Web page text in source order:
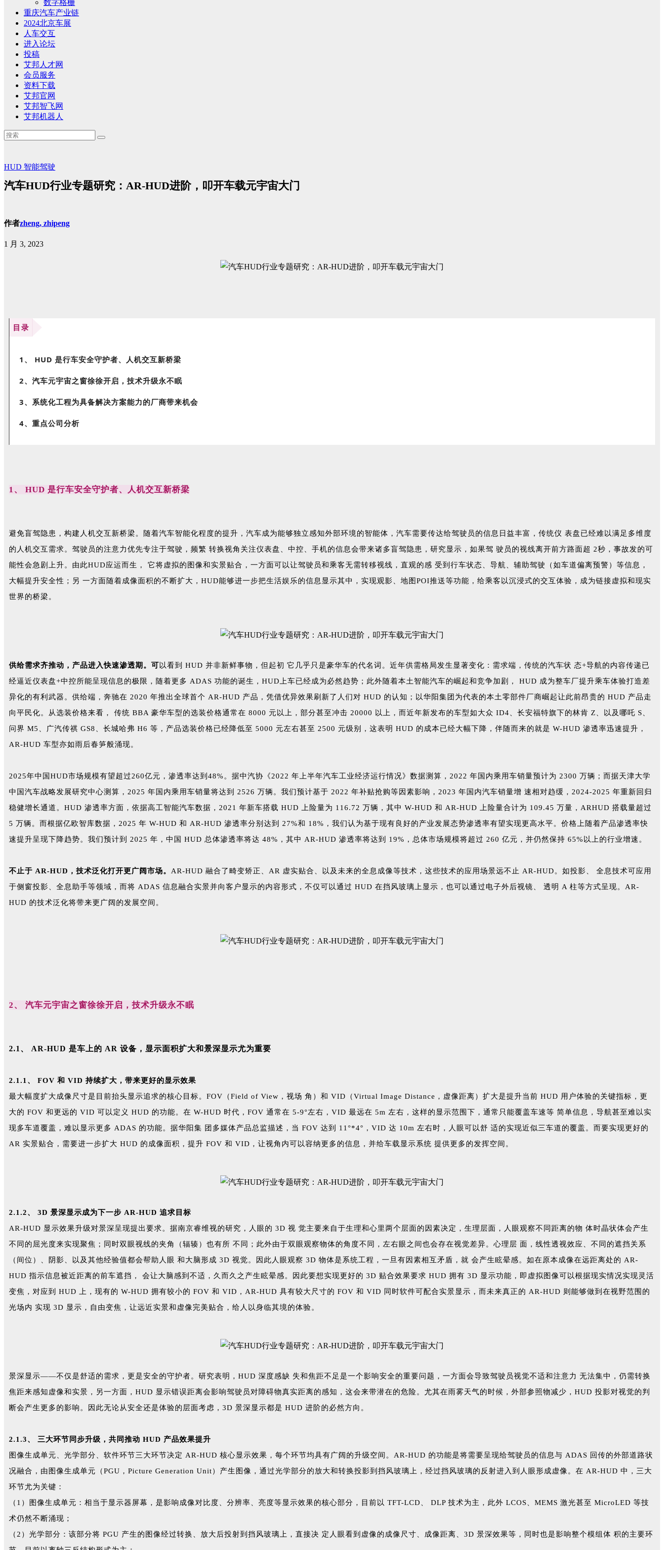
数字格栅
重庆汽车产业链
2024北京车展
人车交互
进入论坛
投稿
艾邦人才网
会员服务
资料下载
艾邦官网
艾邦智飞网
艾邦机器人
HUD 智能驾驶
汽车HUD行业专题研究：AR-HUD进阶，叩开车载元宇宙大门
作者zheng, zhipeng
1 月 3, 2023
目录
1、 HUD 是行车安全守护者、人机交互新桥梁
2、汽车元宇宙之窗徐徐开启，技术升级永不眠
3、系统化工程为具备解决方案能力的厂商带来机会
4、重点公司分析
1、 HUD 是行车安全守护者、人机交互新桥梁
避免盲驾隐患，构建人机交互新桥梁。随着汽车智能化程度的提升，汽车成为能够独立感知外部环境的智能体，汽车需要传达给驾驶员的信息日益丰富，传统仪 表盘已经难以满足多维度
的人机交互需求。驾驶员的注意力优先专注于驾驶，频繁 转换视角关注仪表盘、中控、手机的信息会带来诸多盲驾隐患，研究显示，如果驾 驶员的视线离开前方路面超 2秒，事故发的可
能性会急剧上升。由此HUD应运而生， 它将虚拟的图像和实景贴合，一方面可以让驾驶员和乘客无需转移视线，直观的感 受到行车状态、导航、辅助驾驶（如车道偏离预警）等信息，
大幅提升安全性；另 一方面随着成像面积的不断扩大，HUD能够进一步把生活娱乐的信息显示其中，实现观影、地图POI推送等功能，给乘客以沉浸式的交互体验，成为链接虚拟和现实
世界的桥梁。
供给需求齐推动，产品进入快速渗透期。可以看到 HUD 并非新鲜事物，但起初 它几乎只是豪华车的代名词。近年供需格局发生显著变化：需求端，传统的汽车状 态+导航的内容传递已
经逼近仪表盘+中控所能呈现信息的极限，随着更多 ADAS 功能的诞生，HUD上车已经成为必然趋势；此外随着本土智能汽车的崛起和竞争加剧， HUD 成为整车厂提升乘车体验打造差
异化的有利武器。供给端，奔驰在 2020 年推出全球首个 AR-HUD 产品，凭借优异效果刷新了人们对 HUD 的认知；以华阳集团为代表的本土零部件厂商崛起让此前昂贵的 HUD 产品走
向平民化。从选装价格来看， 传统 BBA 豪华车型的选装价格通常在 8000 元以上，部分甚至冲击 20000 以上，而近年新发布的车型如大众 ID4、长安福特旗下的林肯 Z、以及哪吒 S、
问界 M5、广汽传祺 GS8、长城哈弗 H6 等，产品选装价格已经降低至 5000 元左右甚至 2500 元级别，这表明 HUD 的成本已经大幅下降，伴随而来的就是 W-HUD 渗透率迅速提升，
AR-HUD 车型亦如雨后春笋般涌现。
2025年中国HUD市场规模有望超过260亿元，渗透率达到48%。据中汽协《2022 年上半年汽车工业经济运行情况》数据测算，2022 年国内乘用车销量预计为 2300 万辆；而据天津大学
中国汽车战略发展研究中心测算，2025 年国内乘用车销量将达到 2526 万辆。我们预计基于 2022 年补贴抢购等因素影响，2023 年国内汽车销量增 速相对趋缓，2024-2025 年重新回归
稳健增长通道。HUD 渗透率方面，依据高工智能汽车数据，2021 年新车搭载 HUD 上险量为 116.72 万辆，其中 W-HUD 和 AR-HUD 上险量合计为 109.45 万量，ARHUD 搭载量超过
5 万辆。而根据亿欧智库数据，2025 年 W-HUD 和 AR-HUD 渗透率分别达到 27%和 18%，我们认为基于现有良好的产业发展态势渗透率有望实现更高水平。价格上随着产品渗透率快
速提升呈现下降趋势。我们预计到 2025 年，中国 HUD 总体渗透率将达 48%，其中 AR-HUD 渗透率将达到 19%，总体市场规模将超过 260 亿元，并仍然保持 65%以上的行业增速。
不止于 AR-HUD，技术泛化打开更广阔市场。 AR-HUD 融合了畸变矫正、AR 虚实贴合、以及未来的全息成像等技术，这些技术的应用场景远不止 AR-HUD。如投影、 全息技术可应用
于侧窗投影、全息助手等领域，而将 ADAS 信息融合实景并向客户显示的内容形式，不仅可以通过 HUD 在挡风玻璃上显示，也可以通过电子外后视镜、 透明 A 柱等方式呈现。AR-
HUD 的技术泛化将带来更广阔的发展空间。
2、 汽车元宇宙之窗徐徐开启，技术升级永不眠
2.1、 AR-HUD 是车上的 AR 设备，显示面积扩大和景深显示尤为重要
2.1.1、 FOV 和 VID 持续扩大，带来更好的显示效果
最大幅度扩大成像尺寸是目前抬头显示追求的核心目标。FOV（Field of View，视场 角）和 VID（Virtual Image Distance，虚像距离）扩大是提升当前 HUD 用户体验的关键指标，更
大的 FOV 和更远的 VID 可以定义 HUD 的功能。在 W-HUD 时代，FOV 通常在 5-9°左右，VID 最远在 5m 左右，这样的显示范围下，通常只能覆盖车速等 简单信息，导航甚至难以实
现多车道覆盖，难以显示更多 ADAS 的功能。据华阳集 团多媒体产品总监描述，当 FOV 达到 11°*4°，VID 达 10m 左右时，人眼可以舒 适的实现近似三车道的覆盖。而要实现更好的
AR 实景贴合，需要进一步扩大 HUD 的成像面积，提升 FOV 和 VID，让视角内可以容纳更多的信息，并给车载显示系统 提供更多的发挥空间。
2.1.2、 3D 景深显示成为下一步 AR-HUD 追求目标
AR-HUD 显示效果升级对景深呈现提出要求。据南京睿维视的研究，人眼的 3D 视 觉主要来自于生理和心里两个层面的因素决定，生理层面，人眼观察不同距离的物 体时晶状体会产生
不同的屈光度来实现聚焦；同时双眼视线的夹角（辐辏）也有所 不同；此外由于双眼观察物体的角度不同，左右眼之间也会存在视觉差异。心理层 面，线性透视效应、不同的遮挡关系
（间位）、阴影、以及其他经验值都会帮助人眼 和大脑形成 3D 视觉。因此人眼观察 3D 物体是系统工程，一旦有因素相互矛盾，就 会产生眩晕感。如在原本成像在远距离处的 AR-
HUD 指示信息被近距离的前车遮挡， 会让大脑感到不适，久而久之产生眩晕感。因此要想实现更好的 3D 贴合效果要求 HUD 拥有 3D 显示功能，即虚拟图像可以根据现实情况实现灵活
变焦，对应到 HUD 上，现有的 W-HUD 拥有较小的 FOV 和 VID，AR-HUD 具有较大尺寸的 FOV 和 VID 同时软件可配合实景显示，而未来真正的 AR-HUD 则能够做到在视野范围的
光场内 实现 3D 显示，自由变焦，让远近实景和虚像完美贴合，给人以身临其境的体验。
景深显示——不仅是舒适的需求，更是安全的守护者。研究表明，HUD 深度感缺 失和焦距不足是一个影响安全的重要问题，一方面会导致驾驶员视觉不适和注意力 无法集中，仍需转换
焦距来感知虚像和实景，另一方面，HUD 显示错误距离会影响驾驶员对障碍物真实距离的感知，这会来带潜在的危险。尤其在雨雾天气的时候，外部参照物减少，HUD 投影对视觉的判
断会产生更多的影响。因此无论从安全还是体验的层面考虑，3D 景深显示都是 HUD 进阶的必然方向。
2.1.3、 三大环节同步升级，共同推动 HUD 产品效果提升
图像生成单元、光学部分、软件环节三大环节决定 AR-HUD 核心显示效果，每个环节均具有广阔的升级空间。AR-HUD 的功能是将需要呈现给驾驶员的信息与 ADAS 回传的外部道路状
况融合，由图像生成单元（PGU，Picture Generation Unit）产生图像，通过光学部分的放大和转换投影到挡风玻璃上，经过挡风玻璃的反射进入到人眼形成虚像。在 AR-HUD 中，三大
环节尤为关键：
（1）图像生成单元：相当于显示器屏幕，是影响成像对比度、分辨率、亮度等显示效果的核心部分，目前以 TFT-LCD、 DLP 技术为主，此外 LCOS、MEMS 激光甚至 MicroLED 等技
术仍然不断涌现；
（2）光学部分：该部分将 PGU 产生的图像经过转换、放大后投射到挡风玻璃上，直接决 定人眼看到虚像的成像尺寸、成像距离、3D 景深效果等，同时也是影响整个模组体 积的主要环